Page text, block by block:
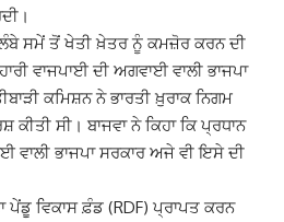
ਲੰਬੇ ਸਮੇਂ ਤੋਂ ਖੇਤੀ ਖ਼ੇਤਰ ਨੂੰ ਕਮਜ਼ੋਰ ਕਰਨ ਦੀ
ਵਾਜਪਾਈ ਦੀ ਅਗਵਾਈ ਵਾਲੀ ਭਾਜਪਾ
ਕਮਿਸ਼ਨ ਨੇ ਭਾਰਤੀ ਖ਼ੁਰਾਕ ਨਿਗਮ
ਕੀਤੀ ਸੀ। ਬਾਜਵਾ ਨੇ ਕਿਹਾ ਕਿ ਪ੍ਰਧਾਨ
ਵਾਲੀ ਭਾਜਪਾ ਸਰਕਾਰ ਅਜੇ ਵੀ ਇਸੇ ਦੀ
ਪੇਂਡੂ ਵਿਕਾਸ ਫ਼ੰਡ (RDF) ਪ੍ਰਾਪਤ ਕਰਨ